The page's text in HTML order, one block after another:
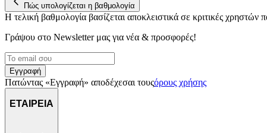
Πώς υπολογίζεται η βαθμολογία
Η τελική βαθμολογία βασίζεται αποκλειστικά σε κριτικές
Γράψου στο Νewsletter μας για νέα & προσφορές!
Εγγραφή
Πατώντας «Εγγραφή» αποδέχεσαι τουςόρους χρήσης
ΕΤΑΙΡΕΙΑ